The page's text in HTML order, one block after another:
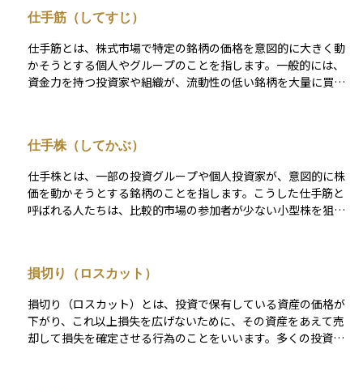
仕手筋（してすじ）
仕手筋とは、株式市場で特定の銘柄の価格を意図的に大きく動
かそうとする個人やグループのことを指します。一般的には、
資金力を持つ投資家や組織が、流動性の低い銘柄を大量に買い
っては相場操縦とみなされて違法となることもあります。仕手
筋の動きは非常に予測が難しく、初心者にとってはリスクが高
いため、関わらないことが賢明です。
仕手株（してかぶ）
仕手株とは、一部の投資グループや個人投資家が、意図的に株
価を動かそうとする銘柄のことを指します。こうした仕手筋と
呼ばれる人たちは、比較的市場の参加者が少ない小型株を狙
仕手筋が一気に売り抜けると、株価が急落し、大きな損失を被
るリスクが高まります。初心者が仕手株に手を出すと、相場の
流れに巻き込まれて損をする可能性があるため、十分に注意が
必要です。
損切り（ロスカット）
損切り（ロスカット）とは、投資で保有している資産の価格が
下がり、これ以上損失を広げないために、その資産をあえて売
却して損失を確定させる行為のことをいいます。多くの投資家